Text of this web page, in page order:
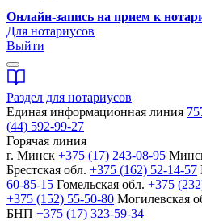
Онлайн-запись на прием к
Для нотариусов
Выйти
Раздел для нотариусов
Единая информационная линия
(44) 592-99-27
Горячая линия
г. Минск +375 (17) 243-08-95
Брестская обл. +375 (162) 52-14-57
60-85-15 Гомельская обл. +375
+375 (152) 55-50-80 Могилевская
БНП +375 (17) 323-59-34